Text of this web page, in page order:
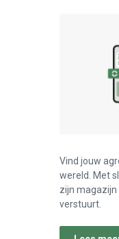
Vind jouw
wereld. Met
zijn magazijn
verstuurt.